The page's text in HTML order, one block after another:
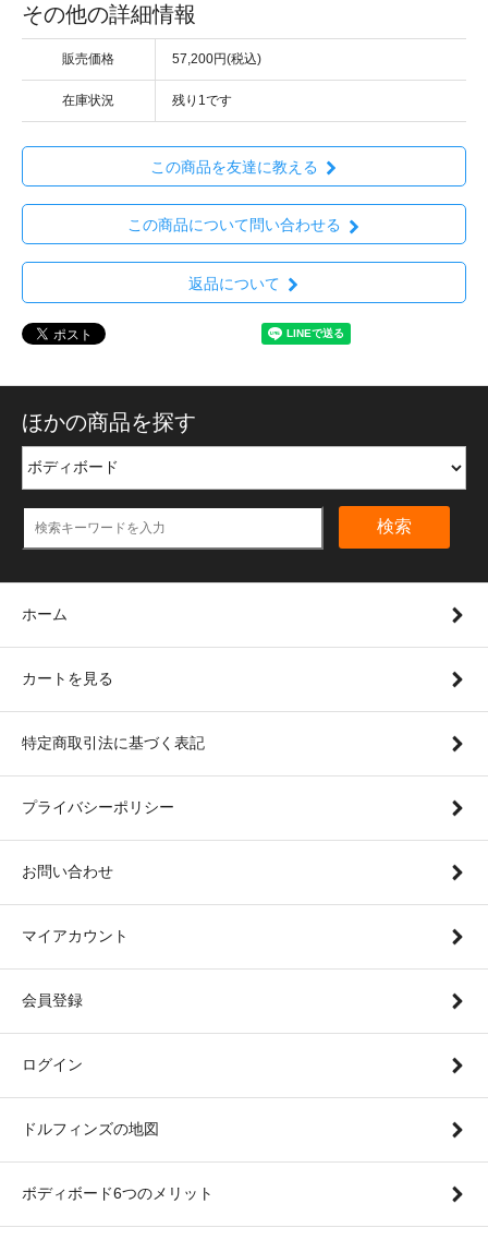
その他の詳細情報
販売価格 57,200円(税込)
在庫状況 残り1です
この商品を友達に教える
この商品について問い合わせる
返品について
ほかの商品を探す
検索
ホーム
カートを見る
特定商取引法に基づく表記
プライバシーポリシー
お問い合わせ
マイアカウント
会員登録
ログイン
ドルフィンズの地図
ボディボード6つのメリット